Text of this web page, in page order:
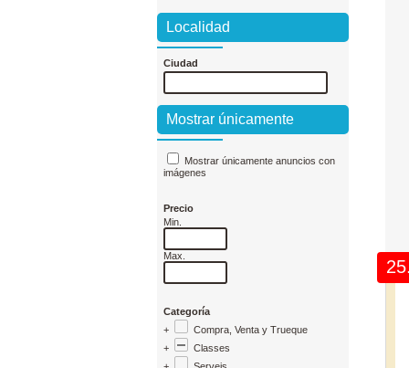
Localidad
Ciudad
Mostrar únicamente
Mostrar únicamente anuncios con
imágenes
Precio
Min.
Max.
Categoría
+
Compra, Venta y Trueque
+
Classes